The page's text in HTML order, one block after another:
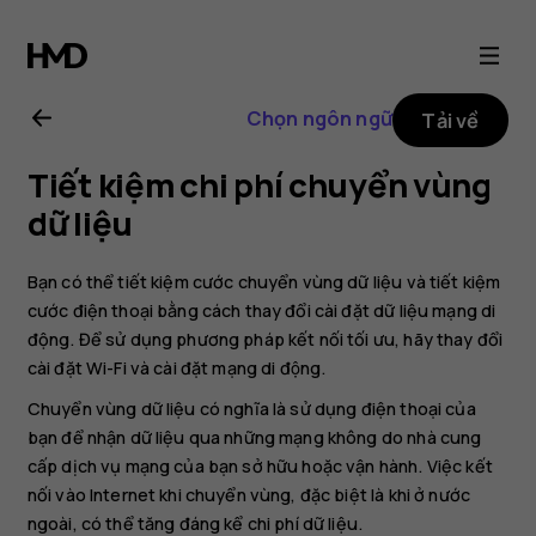
Hướng
dẫn
sử
dụng
Nokia
8.1
Chọn ngôn ngữ Tải về
Tiết kiệm chi phí chuyển vùng
dữ liệu
Bạn có thể tiết kiệm cước chuyển vùng dữ liệu và tiết kiệm
cước điện thoại bằng cách thay đổi cài đặt dữ liệu mạng di
động. Để sử dụng phương pháp kết nối tối ưu, hãy thay đổi
cài đặt Wi-Fi và cài đặt mạng di động.
Chuyển vùng dữ liệu có nghĩa là sử dụng điện thoại của
bạn để nhận dữ liệu qua những mạng không do nhà cung
cấp dịch vụ mạng của bạn sở hữu hoặc vận hành. Việc kết
nối vào Internet khi chuyển vùng, đặc biệt là khi ở nước
ngoài, có thể tăng đáng kể chi phí dữ liệu.